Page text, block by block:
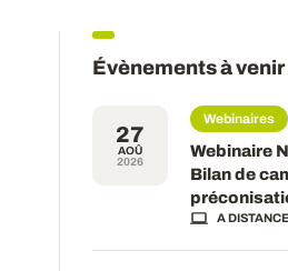
Évènements à venir
27
AOÛ
2026
Webinaires
Webinaire
Bilan de
A DISTANCE